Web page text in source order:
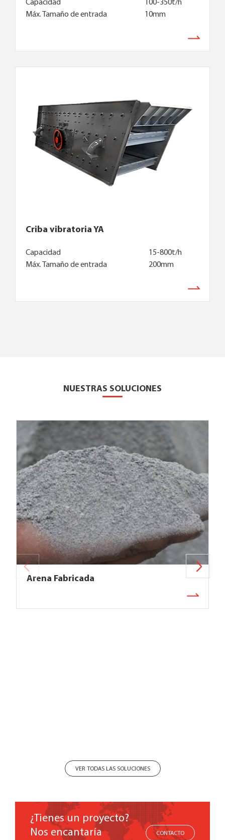
Capacidad
100-350t/h
Máx. Tamaño de entrada
10mm
Criba vibratoria YA
Capacidad
15-800t/h
Máx. Tamaño de entrada
200mm
NUESTRAS SOLUCIONES
Arena Fabricada
VER TODAS LAS SOLUCIONES
¿Tienes un proyecto?
Nos encantaría
CONTACTO